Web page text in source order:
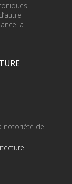
la
notoriété de
!